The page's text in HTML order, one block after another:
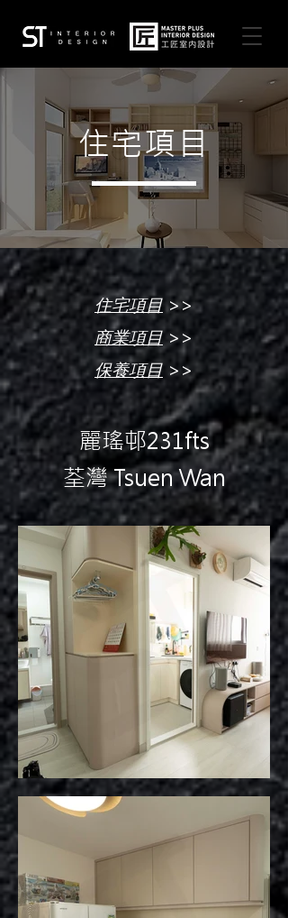
住宅項目
住宅項目>>
商業項目>>
保養項目 >>
麗瑤邨231fts
荃灣 Tsuen Wan